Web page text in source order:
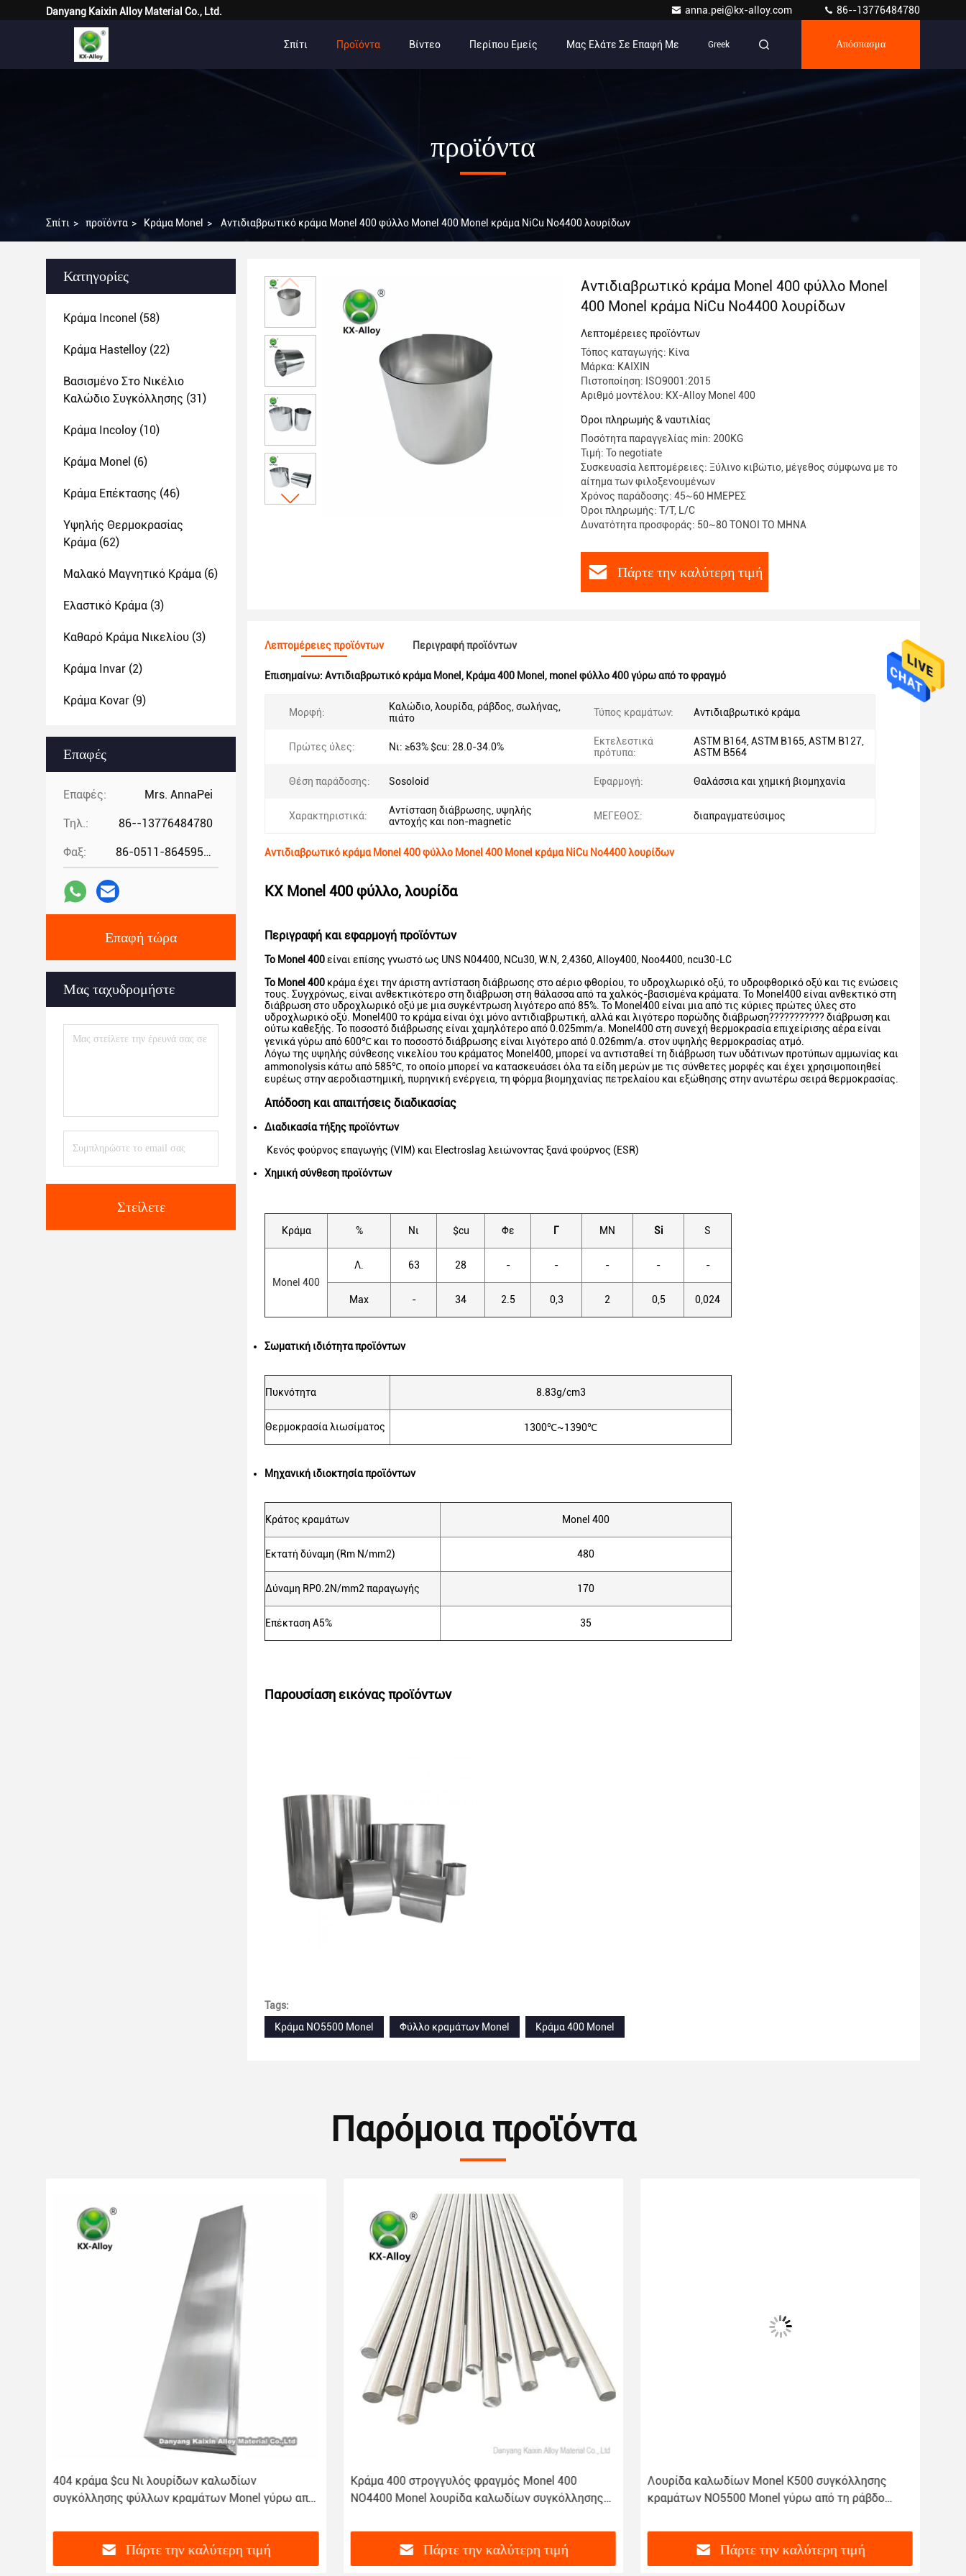
Danyang Kaixin Alloy Material Co., Ltd. anna.pei@kx-alloy.com 86--13776484780
Σπίτι Προϊόντα Βίντεο Περίπου Εμείς Μας Ελάτε Σε Επαφή Με Greek Απόσπασμα
προϊόντα
Σπίτι > προϊόντα > Κράμα Monel > Αντιδιαβρωτικό κράμα Monel 400 φύλλο Monel 400 Monel κράμα NiCu No4400 λουρίδων
Κατηγορίες
Κράμα Inconel (58)
Κράμα Hastelloy (22)
Βασισμένο Στο Νικέλιο
Καλώδιο Συγκόλλησης (31)
Κράμα Incoloy (10)
Κράμα Monel (6)
Κράμα Επέκτασης (46)
Υψηλής Θερμοκρασίας
Κράμα (62)
Μαλακό Μαγνητικό Κράμα (6)
Ελαστικό Κράμα (3)
Καθαρό Κράμα Νικελίου (3)
Κράμα Invar (2)
Κράμα Kovar (9)
Επαφές
Επαφές: Mrs. AnnaPei
Τηλ.: 86--13776484780
Φαξ: 86-0511-86459557
Επαφή τώρα
Μας ταχυδρομήστε
Στείλετε
Αντιδιαβρωτικό κράμα Monel 400 φύλλο Monel
400 Monel κράμα NiCu No4400 λουρίδων
Λεπτομέρειες προϊόντων
Τόπος καταγωγής: Κίνα
Μάρκα: KAIXIN
Πιστοποίηση: ISO9001:2015
Αριθμό μοντέλου: KX-Alloy Monel 400
Όροι πληρωμής & ναυτιλίας
Ποσότητα παραγγελίας min: 200KG
Τιμή: To negotiate
Συσκευασία λεπτομέρειες: Ξύλινο κιβώτιο, μέγεθος σύμφωνα με το
αίτημα των φιλοξενουμένων
Χρόνος παράδοσης: 45~60 ΗΜΕΡΕΣ
Όροι πληρωμής: T/T, L/C
Δυνατότητα προσφοράς: 50~80 ΤΟΝΟΙ ΤΟ ΜΗΝΑ
Πάρτε την καλύτερη τιμή
Λεπτομέρειες προϊόντων Περιγραφή προϊόντων
Επισημαίνω: Αντιδιαβρωτικό κράμα Monel, Κράμα 400 Monel, monel φύλλο 400 γύρω από το φραγμό
Μορφή:
Καλώδιο, λουρίδα, ράβδος, σωλήνας,
πιάτο
Τύπος κραμάτων: Αντιδιαβρωτικό κράμα
Πρώτες ύλες: Νι: ≥63% $cu: 28.0-34.0%
Εκτελεστικά
πρότυπα:
ASTM B164, ASTM B165, ASTM B127,
ASTM B564
Θέση παράδοσης: Sosoloid Εφαρμογή: Θαλάσσια και χημική βιομηχανία
Χαρακτηριστικά:
Αντίσταση διάβρωσης, υψηλής
αντοχής και non-magnetic
ΜΕΓΕΘΟΣ: διαπραγματεύσιμος
Αντιδιαβρωτικό κράμα Monel 400 φύλλο Monel 400 Monel κράμα NiCu No4400 λουρίδων
KX Monel 400 φύλλο, λουρίδα
Περιγραφή και εφαρμογή προϊόντων
Το Monel 400είναι επίσης γνωστό ως UNS N04400, NCu30, W.N, 2,4360, Alloy400, Noo4400, ncu30-LC
Το Monel 400 κράμα έχει την άριστη αντίσταση διάβρωσης στο αέριο φθορίου, το υδροχλωρικό οξύ, το υδροφθορικό οξύ και τις ενώσεις
τους. Συγχρόνως, είναι ανθεκτικότερο στη διάβρωση στη θάλασσα από τα χαλκός-βασισμένα κράματα. Το Monel400 είναι ανθεκτικό στη
διάβρωση στο υδροχλωρικό οξύ με μια συγκέντρωση λιγότερο από 85%. Το Monel400 είναι μια από τις κύριες πρώτες ύλες στο
υδροχλωρικό οξύ. Monel400 το κράμα είναι όχι μόνο αντιδιαβρωτική, αλλά και λιγότερο πορώδης διάβρωση??????????? διάβρωση και
ούτω καθεξής. Το ποσοστό διάβρωσης είναι χαμηλότερο από 0.025mm/a. Monel400 στη συνεχή θερμοκρασία επιχείρισης αέρα είναι
γενικά γύρω από 600℃ και το ποσοστό διάβρωσης είναι λιγότερο από 0.026mm/a. στον υψηλής θερμοκρασίας ατμό.
Λόγω της υψηλής σύνθεσης νικελίου του κράματος Monel400, μπορεί να αντισταθεί τη διάβρωση των υδάτινων προτύπων αμμωνίας και
ammonolysis κάτω από 585℃, το οποίο μπορεί να κατασκευάσει όλα τα είδη μερών με τις σύνθετες μορφές και έχει χρησιμοποιηθεί
ευρέως στην αεροδιαστημική, πυρηνική ενέργεια, τη φόρμα βιομηχανίας πετρελαίου και εξώθησης στην ανωτέρω σειρά θερμοκρασίας.
Απόδοση και απαιτήσεις διαδικασίας
Διαδικασία τήξης προϊόντων
Κενός φούρνος επαγωγής (VIM) και Electroslag λειώνοντας ξανά φούρνος (ESR)
Χημική σύνθεση προϊόντων
Κράμα % Νι $cu Φε Γ ΜΝ Si S
Monel 400
Λ. 63 28 - - - - -
Max - 34 2.5 0,3 2 0,5 0,024
Σωματική ιδιότητα προϊόντων
Πυκνότητα 8.83g/cm3
Θερμοκρασία λιωσίματος 1300℃~1390℃
Μηχανική ιδιοκτησία προϊόντων
Κράτος κραμάτων Monel 400
Εκτατή δύναμη (Rm N/mm2) 480
Δύναμη RP0.2N/mm2 παραγωγής 170
Επέκταση A5% 35
Παρουσίαση εικόνας προϊόντων
Tags:
Κράμα NO5500 Monel
Φύλλο κραμάτων Monel Κράμα 400 Monel
Παρόμοια προϊόντα
404 κράμα $cu Νι λουρίδων καλωδίων
συγκόλλησης φύλλων κραμάτων Monel γύρω από
Πάρτε την καλύτερη τιμή
Κράμα 400 στρογγυλός φραγμός Monel 400
NO4400 Monel λουρίδα καλωδίων συγκόλλησης
Πάρτε την καλύτερη τιμή
Λουρίδα καλωδίων Monel K500 συγκόλλησης
κραμάτων NO5500 Monel γύρω από τη ράβδο
Πάρτε την καλύτερη τιμή